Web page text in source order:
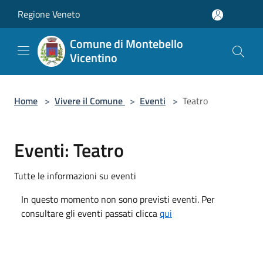
Regione Veneto
Comune di Montebello
Vicentino
Home > Vivere il Comune > Eventi > Teatro
Eventi: Teatro
Tutte le informazioni su eventi
In questo momento non sono previsti eventi. Per
consultare gli eventi passati cliccaqui